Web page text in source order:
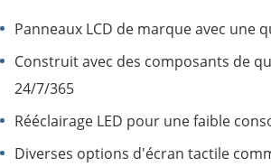
Panneaux LCD de marque avec une
Construit avec des composants de
24/7/365
Rééclairage LED pour une faible
Diverses options d'écran tactile